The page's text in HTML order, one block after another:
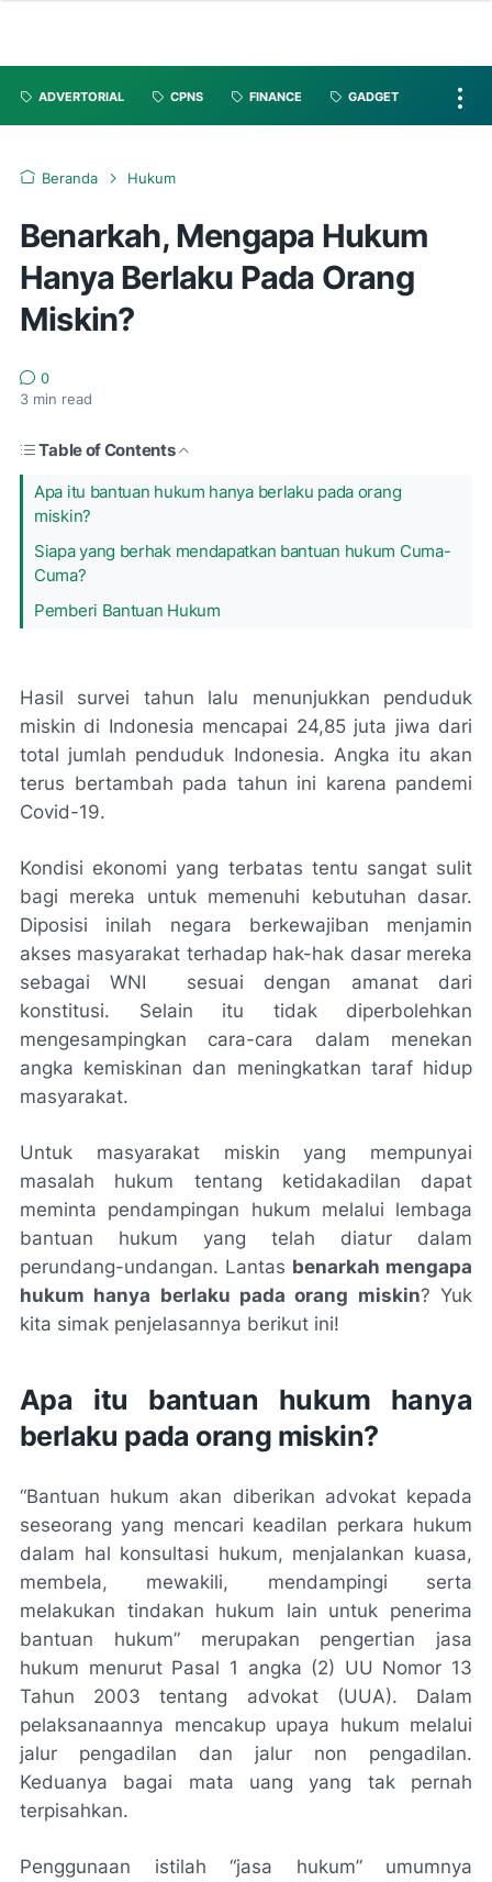
ADVERTORIAL CPNS FINANCE GADGET
Beranda Hukum
Benarkah, Mengapa Hukum
Hanya Berlaku Pada Orang
Miskin?
0
3 min read
Table of Contents
Apa itu bantuan hukum hanya berlaku pada orang
miskin?
Siapa yang berhak mendapatkan bantuan hukum Cuma-
Cuma?
Pemberi Bantuan Hukum
Hasil survei tahun lalu menunjukkan penduduk
miskin di Indonesia mencapai 24,85 juta jiwa dari
total jumlah penduduk Indonesia. Angka itu akan
terus bertambah pada tahun ini karena pandemi
Covid-19.
Kondisi ekonomi yang terbatas tentu sangat sulit
bagi mereka untuk memenuhi kebutuhan dasar.
Diposisi inilah negara berkewajiban menjamin
akses masyarakat terhadap hak-hak dasar mereka
sebagai WNI sesuai dengan amanat dari
konstitusi. Selain itu tidak diperbolehkan
mengesampingkan cara-cara dalam menekan
angka kemiskinan dan meningkatkan taraf hidup
masyarakat.
Untuk masyarakat miskin yang mempunyai
masalah hukum tentang ketidakadilan dapat
meminta pendampingan hukum melalui lembaga
bantuan hukum yang telah diatur dalam
perundang-undangan. Lantas benarkah mengapa
hukum hanya berlaku pada orang miskin? Yuk
kita simak penjelasannya berikut ini!
Apa itu bantuan hukum hanya
berlaku pada orang miskin?
“Bantuan hukum akan diberikan advokat kepada
seseorang yang mencari keadilan perkara hukum
dalam hal konsultasi hukum, menjalankan kuasa,
membela, mewakili, mendampingi serta
melakukan tindakan hukum lain untuk penerima
bantuan hukum” merupakan pengertian jasa
hukum menurut Pasal 1 angka (2) UU Nomor 13
Tahun 2003 tentang advokat (UUA). Dalam
pelaksanaannya mencakup upaya hukum melalui
jalur pengadilan dan jalur non pengadilan.
Keduanya bagai mata uang yang tak pernah
terpisahkan.
Penggunaan istilah “jasa hukum” umumnya